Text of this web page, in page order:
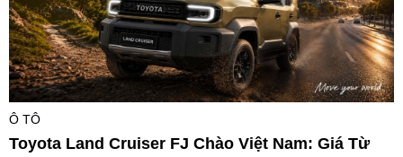
Ô TÔ
Toyota Land Cruiser FJ Chào Việt Nam: Giá Từ